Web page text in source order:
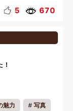
5 670
魅力 写真